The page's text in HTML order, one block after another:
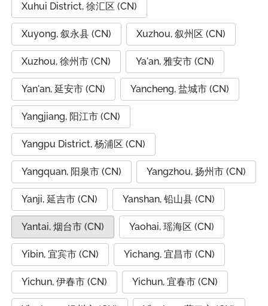
Xuhui District, 徐汇区 (CN)
Xuyong, 叙永县 (CN) Xuzhou, 叙州区 (CN)
Xuzhou, 徐州市 (CN) Ya'an, 雅安市 (CN)
Yan'an, 延安市 (CN) Yancheng, 盐城市 (CN)
Yangjiang, 阳江市 (CN)
Yangpu District, 杨浦区 (CN)
Yangquan, 阳泉市 (CN) Yangzhou, 扬州市 (CN)
Yanji, 延吉市 (CN) Yanshan, 铅山县 (CN)
Yantai, 烟台市 (CN) Yaohai, 瑶海区 (CN)
Yibin, 宜宾市 (CN) Yichang, 宜昌市 (CN)
Yichun, 伊春市 (CN) Yichun, 宜春市 (CN)